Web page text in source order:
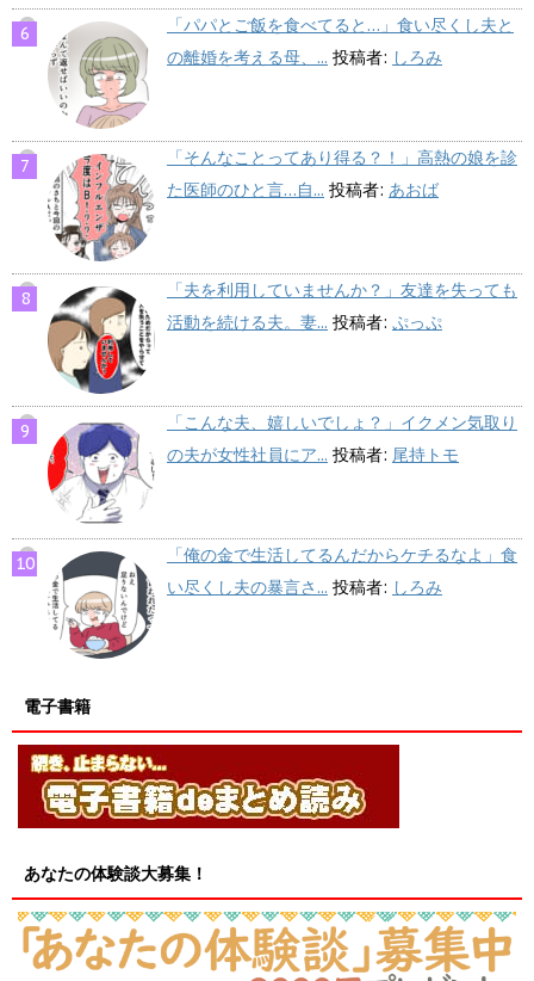
「パパとご飯を食べてると…」食い尽くし夫と
の離婚を考える母、... 投稿者: しろみ
「そんなことってあり得る？！」高熱の娘を診
た医師のひと言…自... 投稿者: あおば
「夫を利用していませんか？」友達を失っても
活動を続ける夫。妻... 投稿者: ぷっぷ
「こんな夫、嬉しいでしょ？」イクメン気取り
の夫が女性社員にア... 投稿者: 尾持トモ
「俺の金で生活してるんだからケチるなよ」食
い尽くし夫の暴言さ... 投稿者: しろみ
電子書籍
あなたの体験談大募集！